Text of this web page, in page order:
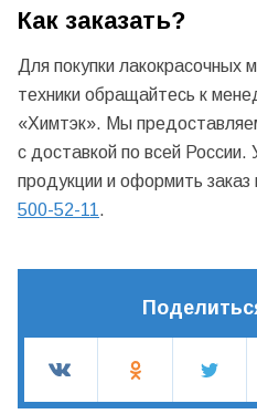
Как заказать?
Для покупки лакокрасочных
техники обращайтесь к
«Химтэк». Мы
с доставкой по всей России.
продукции и оформить
500-52-11.